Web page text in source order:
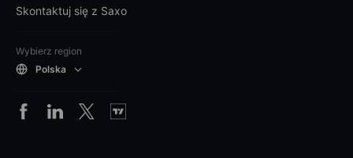
Skontaktuj się z Saxo
Wybierz region
Polska